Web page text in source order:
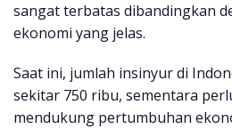
sangat terbatas dibandingkan
ekonomi yang jelas.
Saat ini, jumlah insinyur di
sekitar 750 ribu, sementara
mendukung pertumbuhan